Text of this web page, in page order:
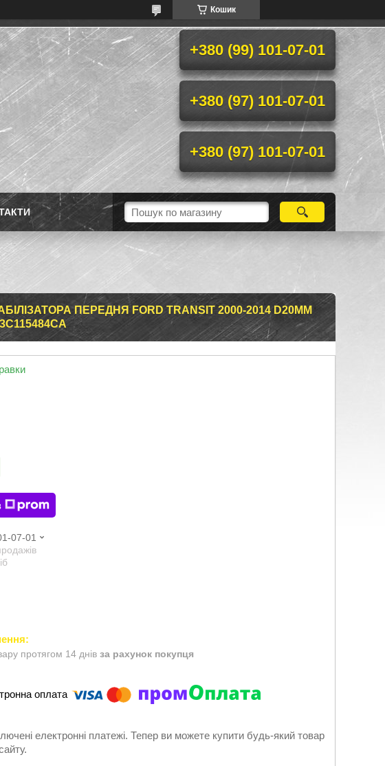
Кошик
+380 (99) 101-07-01
+380 (97) 101-07-01
+380 (97) 101-07-01
ПЕРЕДНЯ FORD TRANSIT 2000-2014 D20MM
07-01
протягом 14 днів за рахунок покупця
електронні платежі. Тепер ви можете купити будь-який товар